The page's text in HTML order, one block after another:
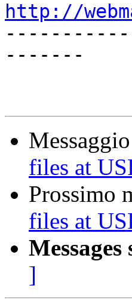
http://
-------
files at
Prossimo
files at
]